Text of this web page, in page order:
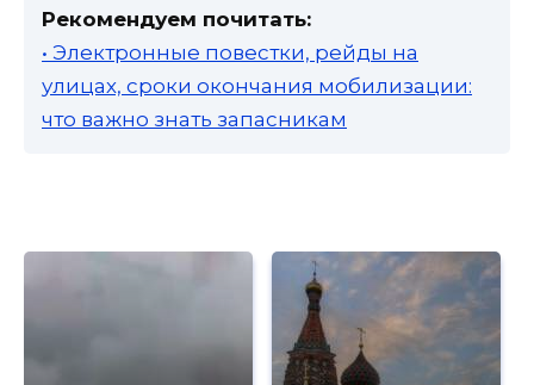
Рекомендуем почитать:
• Электронные повестки, рейды на
улицах, сроки окончания мобилизации:
что важно знать запасникам